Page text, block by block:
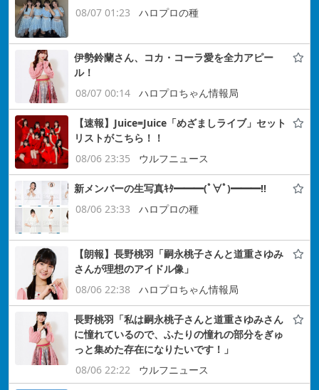
08/07 01:23
ハロプロの種
伊勢鈴蘭さん、コカ・コーラ愛を全力アピー
ル！
08/07 00:14
ハロプロちゃん情報局
【速報】Juice=Juice「めざましライブ」セット
リストがこちら！！
08/06 23:35
ウルフニュース
新メンバーの生写真ｷﾀ━━━(ﾟ∀ﾟ)━━━!!
08/06 23:33
ハロプロの種
【朗報】長野桃羽「嗣永桃子さんと道重さゆみ
さんが理想のアイドル像」
08/06 22:38
ハロプロちゃん情報局
長野桃羽「私は嗣永桃子さんと道重さゆみさん
に憧れているので、ふたりの憧れの部分をぎゅ
っと集めた存在になりたいです！」
08/06 22:22
ウルフニュース